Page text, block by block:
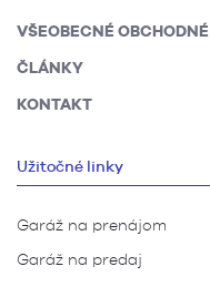
VŠEOBECNÉ
ČLÁNKY
KONTAKT
Užitočné linky
Garáž na prenájom
Garáž na predaj